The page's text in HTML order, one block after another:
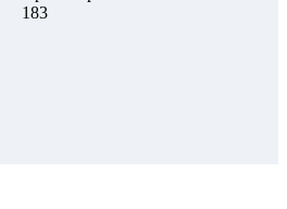
183